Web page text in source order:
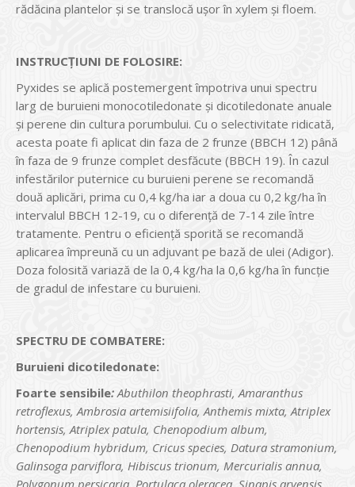
rădăcina plantelor și se translocă ușor în xylem și floem.
INSTRUCȚIUNI DE FOLOSIRE:
Pyxides se aplică postemergent împotriva unui spectru
larg de buruieni monocotiledonate și dicotiledonate anuale
și perene din cultura porumbului. Cu o selectivitate ridicată,
acesta poate fi aplicat din faza de 2 frunze (BBCH 12) până
în faza de 9 frunze complet desfăcute (BBCH 19). În cazul
infestărilor puternice cu buruieni perene se recomandă
două aplicări, prima cu 0,4 kg/ha iar a doua cu 0,2 kg/ha în
intervalul BBCH 12-19, cu o diferență de 7-14 zile între
tratamente. Pentru o eficiență sporită se recomandă
aplicarea împreună cu un adjuvant pe bază de ulei (Adigor).
Doza folosită variază de la 0,4 kg/ha la 0,6 kg/ha în funcție
de gradul de infestare cu buruieni.
SPECTRU DE COMBATERE:
Buruieni dicotiledonate:
Foarte sensibile: Abuthilon theophrasti, Amaranthus
retroflexus, Ambrosia artemisiifolia, Anthemis mixta, Atriplex
hortensis, Atriplex patula, Chenopodium album,
Chenopodium hybridum, Cricus species, Datura stramonium,
Galinsoga parviflora, Hibiscus trionum, Mercurialis annua,